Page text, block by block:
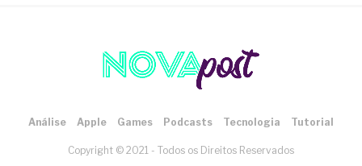
Análise Apple Games Podcasts Tecnologia Tutorial
Copyright © 2021 - Todos os Direitos Reservados